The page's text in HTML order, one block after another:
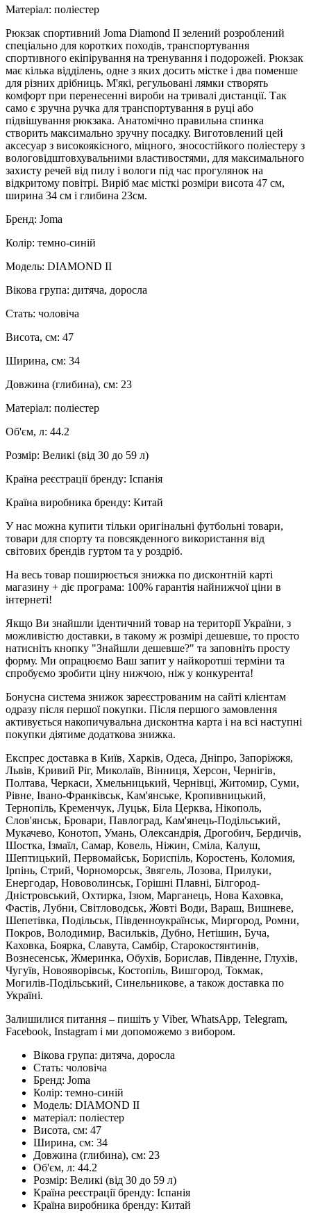
Матеріал: поліестер
Рюкзак спортивний Joma Diamond II зелений розроблений
спеціально для коротких походів, транспортування
спортивного екіпірування на тренування і подорожей. Рюкзак
має кілька відділень, одне з яких досить містке і два поменше
для різних дрібниць. М'які, регульовані лямки створять
комфорт при перенесенні вироби на тривалі дистанції. Так
само є зручна ручка для транспортування в руці або
підвішування рюкзака. Анатомічно правильна спинка
створить максимально зручну посадку. Виготовлений цей
аксесуар з високоякісного, міцного, зносостійкого поліестеру з
вологовідштовхувальними властивостями, для максимального
захисту речей від пилу і вологи під час прогулянок на
відкритому повітрі. Виріб має місткі розміри висота 47 см,
ширина 34 см і глибина 23см.
Бренд: Joma
Колір: темно-синій
Модель: DIAMOND II
Вікова група: дитяча, доросла
Стать: чоловіча
Висота, см: 47
Ширина, см: 34
Довжина (глибина), см: 23
Матеріал: поліестер
Об'єм, л: 44.2
Розмір: Великі (від 30 до 59 л)
Країна реєстрації бренду: Іспанія
Країна виробника бренду: Китай
У нас можна купити тільки оригінальні футбольні товари,
товари для спорту та повсякденного використання від
світових брендів гуртом та у роздріб.
На весь товар поширюється знижка по дисконтній карті
магазину + діє програма: 100% гарантія найнижчої ціни в
інтернеті!
Якщо Ви знайшли ідентичний товар на території України, з
можливістю доставки, в такому ж розмірі дешевше, то просто
натисніть кнопку "Знайшли дешевше?" та заповніть просту
форму. Ми опрацюємо Ваш запит у найкоротші терміни та
спробуємо зробити ціну нижчою, ніж у конкурента!
Бонусна система знижок зареєстрованим на сайті клієнтам
одразу після першої покупки. Після першого замовлення
активується накопичувальна дисконтна карта і на всі наступні
покупки діятиме додаткова знижка.
Експрес доставка в Київ, Харків, Одеса, Дніпро, Запоріжжя,
Львів, Кривий Ріг, Миколаїв, Вінниця, Херсон, Чернігів,
Полтава, Черкаси, Хмельницький, Чернівці, Житомир, Суми,
Рівне, Івано-Франківськ, Кам'янське, Кропивницький,
Тернопіль, Кременчук, Луцьк, Біла Церква, Нікополь,
Слов'янськ, Бровари, Павлоград, Кам'янець-Подільський,
Мукачево, Конотоп, Умань, Олександрія, Дрогобич, Бердичів,
Шостка, Ізмаїл, Самар, Ковель, Ніжин, Сміла, Калуш,
Шептицький, Первомайськ, Бориспіль, Коростень, Коломия,
Ірпінь, Стрий, Чорноморськ, Звягель, Лозова, Прилуки,
Енергодар, Нововолинськ, Горішні Плавні, Білгород-
Дністровський, Охтирка, Ізюм, Марганець, Нова Каховка,
Фастів, Лубни, Світловодськ, Жовті Води, Вараш, Вишневе,
Шепетівка, Подільськ, Південноукраїнськ, Миргород, Ромни,
Покров, Володимир, Васильків, Дубно, Нетішин, Буча,
Каховка, Боярка, Славута, Самбір, Старокостянтинів,
Вознесенськ, Жмеринка, Обухів, Борислав, Південне, Глухів,
Чугуїв, Новояворівськ, Костопіль, Вишгород, Токмак,
Могилів-Подільський, Синельникове, а також доставка по
Україні.
Залишилися питання – пишіть у Viber, WhatsApp, Telegram,
Facebook, Instagram і ми допоможемо з вибором.
Вікова група: дитяча, доросла
Стать: чоловіча
Бренд: Joma
Колір: темно-синій
Модель: DIAMOND II
матеріал: поліестер
Висота, см: 47
Ширина, см: 34
Довжина (глибина), см: 23
Об'єм, л: 44.2
Розмір: Великі (від 30 до 59 л)
Країна реєстрації бренду: Іспанія
Країна виробника бренду: Китай